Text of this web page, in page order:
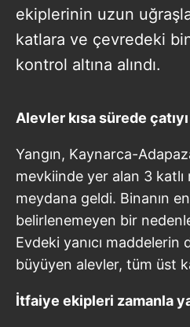
ekiplerinin uzun
katlara ve çevredeki
kontrol altına alındı.
Alevler kısa sürede çatıyı
Yangın, Kaynarca-
mevkiinde yer alan 3
meydana geldi. Binanın
belirlenemeyen bir
Evdeki yanıcı maddelerin
büyüyen alevler, tüm üst
İtfaiye ekipleri zamanla